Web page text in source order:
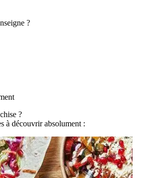
?
?
à découvrir absolument :